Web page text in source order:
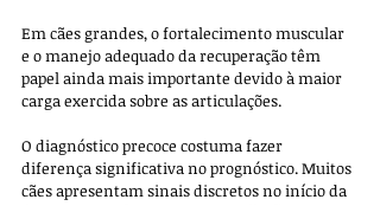
Em cães grandes, o fortalecimento muscular
e o manejo adequado da recuperação têm
papel ainda mais importante devido à maior
carga exercida sobre as articulações.
O diagnóstico precoce costuma fazer
diferença significativa no prognóstico. Muitos
cães apresentam sinais discretos no início da